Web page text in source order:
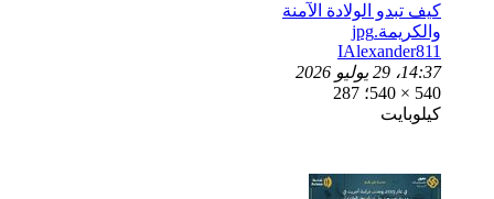
كيف تبدو الولادة الآمنة
والكريمة.jpg
IAlexander811
14:37، 29 يوليو 2026
540 × 540؛ 287
كيلوبايت